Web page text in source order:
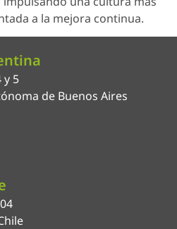
a la mejora continua.
y 5
de Buenos Aires